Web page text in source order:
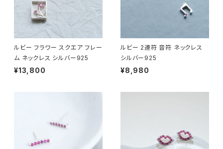
ルビー フラワー スクエア フレー
ム ネックレス シルバー925
¥13,800
ルビー 2連符 音符 ネックレス
シルバー925
¥8,980